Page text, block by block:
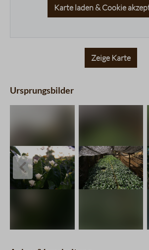
Karte laden & Cookie
Zeige Karte
Ursprungsbilder
charts.imageSlider.prevLabel